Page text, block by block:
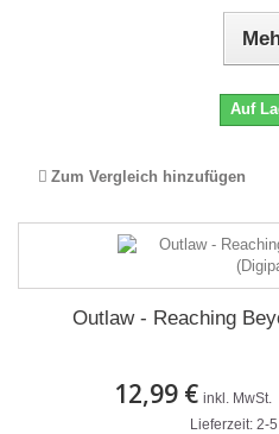
Auf
Zum Vergleich hinzufügen
Outlaw - Reaching
12,99 € inkl. MwSt.
Lieferzeit: 2-